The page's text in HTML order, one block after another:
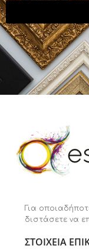
Για
διστάσετε να
ΣΤΟΙΧΕΙΑ